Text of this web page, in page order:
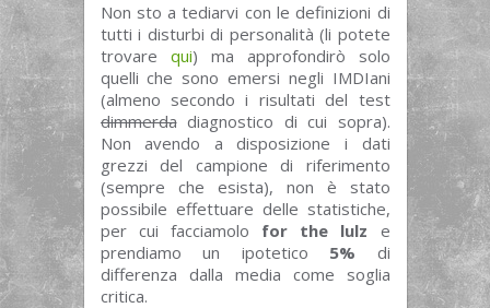
Non sto a tediarvi con le definizioni di
tutti i disturbi di personalità (li potete
trovare qui) ma approfondirò solo
quelli che sono emersi negli IMDIani
(almeno secondo i risultati del test
dimmerdadiagnostico di cui sopra).
Non avendo a disposizione i dati
grezzi del campione di riferimento
(sempre che esista), non è stato
possibile effettuare delle statistiche,
per cui facciamolo for the lulz e
prendiamo un ipotetico 5% di
differenza dalla media come soglia
critica.